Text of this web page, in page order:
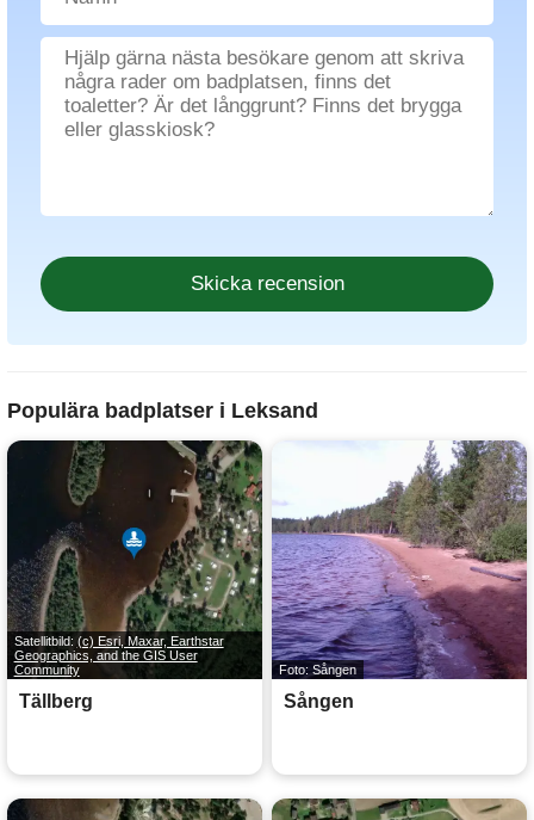
Populära badplatser i Leksand
Satellitbild: (c) Esri, Maxar, Earthstar
Geographics, and the GIS User
Community
Tällberg
Foto: Sången
Sången